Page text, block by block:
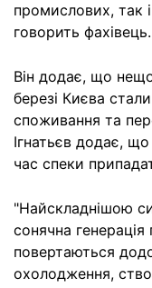
промислових, так
говорить фахівець.
Він додає, що
березі Києва
споживання та
Ігнатьєв додає,
час спеки
"Найскладнішою
сонячна генерація
повертаються
охолодження,